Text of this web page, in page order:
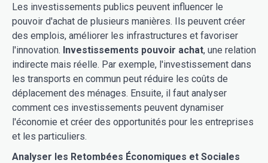
Les investissements publics peuvent influencer le
pouvoir d'achat de plusieurs manières. Ils peuvent créer
des emplois, améliorer les infrastructures et favoriser
l'innovation. Investissements pouvoir achat, une relation
indirecte mais réelle. Par exemple, l'investissement dans
les transports en commun peut réduire les coûts de
déplacement des ménages. Ensuite, il faut analyser
comment ces investissements peuvent dynamiser
l'économie et créer des opportunités pour les entreprises
et les particuliers.
Analyser les Retombées Économiques et Sociales